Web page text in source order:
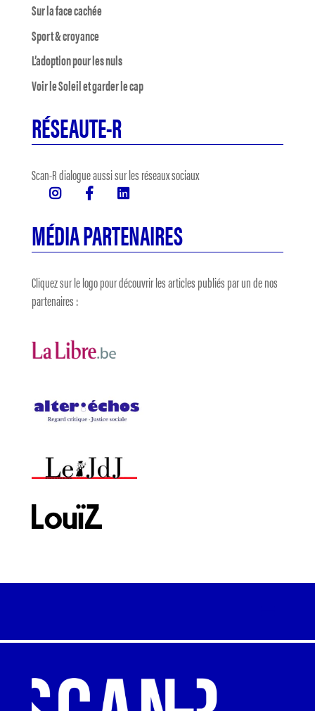
Sur la face cachée
Sport & croyance
L’adoption pour les nuls
Voir le Soleil et garder le cap
RÉSEAUTE-R
Scan-R dialogue aussi sur les réseaux sociaux
MÉDIA PARTENAIRES
Cliquez sur le logo pour découvrir les articles publiés par un de nos
partenaires :